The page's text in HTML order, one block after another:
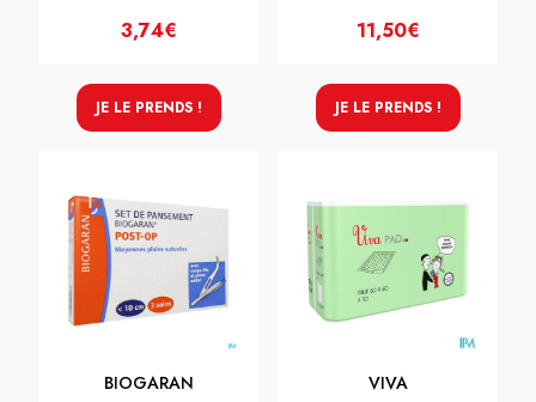
3,74€
JE LE PRENDS !
11,50€
JE LE PRENDS !
BIOGARAN VIVA